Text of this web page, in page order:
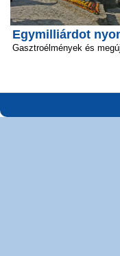
Egymilliárdot
Gasztroélmények és